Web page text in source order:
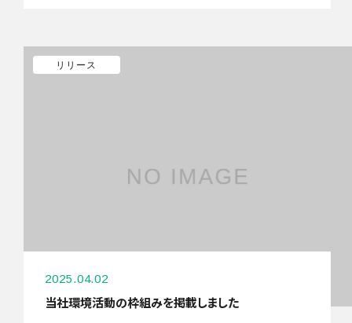
2025.04.02
当社環境活動の枠組みを掲載しました
リリース